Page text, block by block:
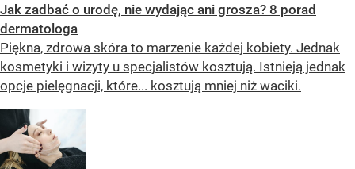
Jak zadbać o urodę, nie wydając ani grosza? 8 porad
dermatologa
Piękna, zdrowa skóra to marzenie każdej kobiety. Jednak
kosmetyki i wizyty u specjalistów kosztują. Istnieją jednak
opcje pielęgnacji, które... kosztują mniej niż waciki.